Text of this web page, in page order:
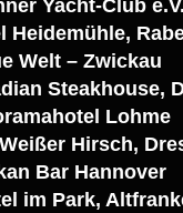
Yacht-Club e.V.
Heidemühle,
Welt – Zwickau
Steakhouse,
Lohme
Hirsch,
Bar Hannover
im Park,